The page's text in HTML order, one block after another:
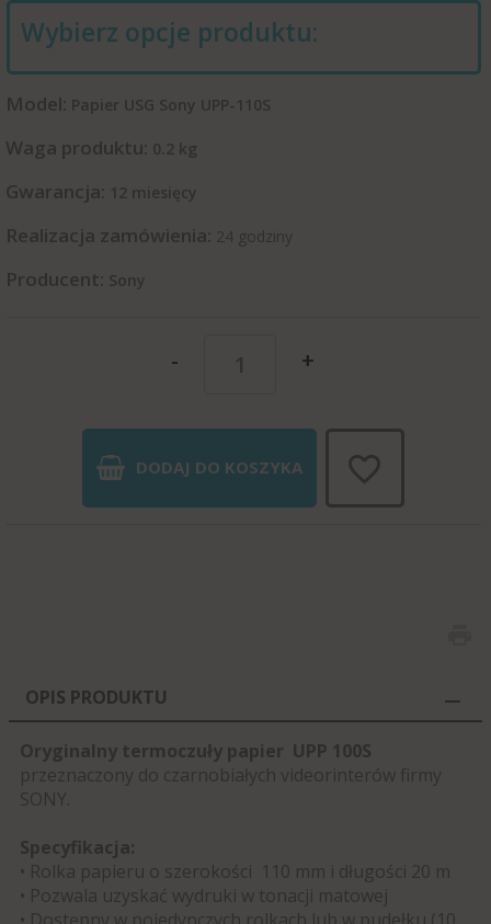
Wybierz opcje produktu:
Model: Papier USG Sony UPP-110S
Waga produktu: 0.2 kg
Gwarancja: 12 miesięcy
Realizacja zamówienia: 24 godziny
Producent: Sony
- +
DODAJ DO KOSZYKA
OPIS PRODUKTU
Oryginalny termoczuły papier UPP 100S
przeznaczony do czarnobiałych videorinterów firmy
SONY.
Specyfikacja:
• Rolka papieru o szerokości 110 mm i długości 20 m
• Pozwala uzyskać wydruki w tonacji matowej